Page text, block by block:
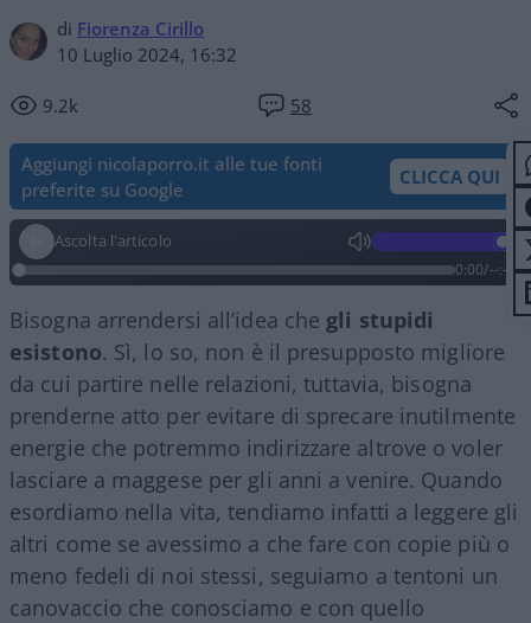
di Fiorenza Cirillo
10 Luglio 2024, 16:32
9.2k 58
Aggiungi nicolaporro.it alle tue fonti
preferite su Google
CLICCA QUI
Ascolta l'articolo
0:00/--:--
Bisogna arrendersi all’idea che gli stupidi
esistono. Sì, lo so, non è il presupposto migliore
da cui partire nelle relazioni, tuttavia, bisogna
prenderne atto per evitare di sprecare inutilmente
energie che potremmo indirizzare altrove o voler
lasciare a maggese per gli anni a venire. Quando
esordiamo nella vita, tendiamo infatti a leggere gli
altri come se avessimo a che fare con copie più o
meno fedeli di noi stessi, seguiamo a tentoni un
canovaccio che conosciamo e con quello